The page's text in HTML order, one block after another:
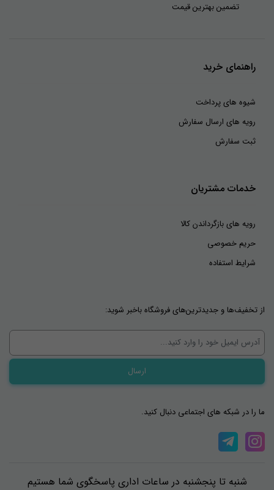
تضمین بهترین قیمت
راهنمای خرید
شیوه های پرداخت
رویه های ارسال سفارش
ثبت سفارش
خدمات مشتریان
رویه های بازگرداندن کالا
حریم خصوصی
شرایط استفاده
از تخفیف‌ها و جدیدترین‌های فروشگاه باخبر شوید:
ما را در شبکه های اجتماعی دنبال کنید.
شنبه تا پنجشنبه در ساعات اداری پاسخگوی شما هستیم